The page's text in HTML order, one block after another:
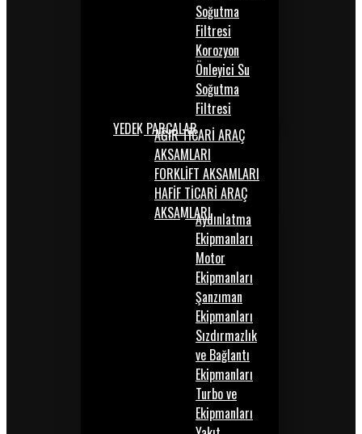
Soğutma
Filtresi
Korozyon
Önleyici Su
Soğutma
Filtresi
YEDEK PARÇALARAĞIR TİCARİ ARAÇ
AKSAMLARI
FORKLİFT AKSAMLARI
HAFİF TİCARİ ARAÇ
AKSAMLARIAydınlatma
Ekipmanları
Motor
Ekipmanları
Şanzıman
Ekipmanları
Sızdırmazlık
ve Bağlantı
Ekipmanları
Turbo ve
Ekipmanları